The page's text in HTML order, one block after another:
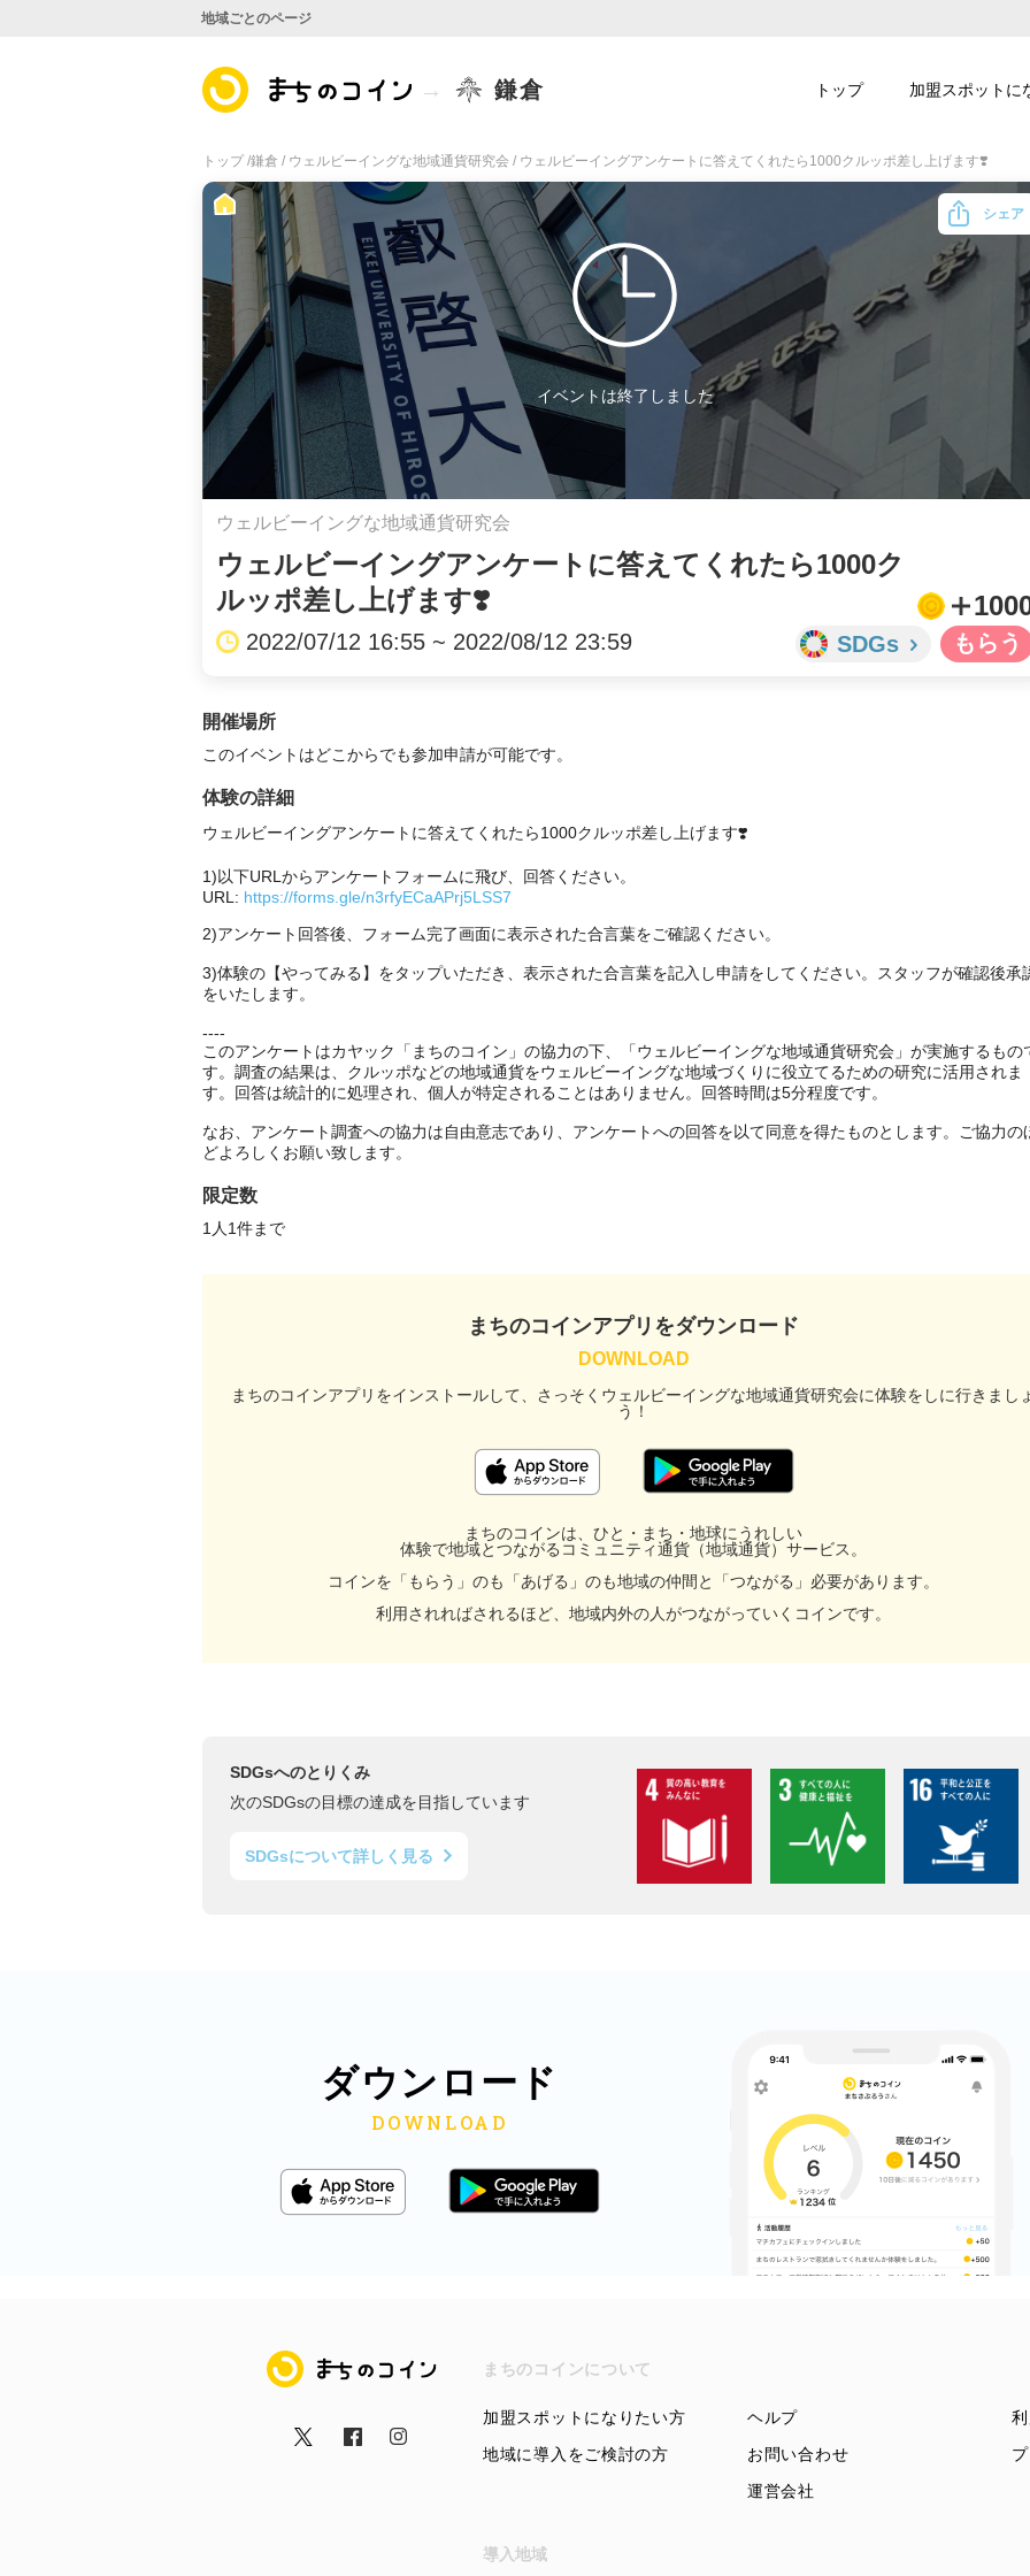
トップ /鎌倉 / ウェルビーイングな地域通貨研究会 / ウェルビーイングアンケートに答えてくれたら1000クルッポ差し上げます❣️
イベントは終了しました
ウェルビーイングな地域通貨研究会
ウェルビーイングアンケートに答えてくれたら1000ク
ルッポ差し上げます❣️
2022/07/12 16:55 ~ 2022/08/12 23:59 SDGs
シェア
facebook
LINE
URLをコピー
開催場所
このイベントはどこからでも参加申請が可能です。
体験の詳細
ウェルビーイングアンケートに答えてくれたら1000クルッポ差し上げます❣️
1)以下URLからアンケートフォームに飛び、回答ください。
URL: https://forms.gle/n3rfyECaAPrj5LSS7
2)アンケート回答後、フォーム完了画面に表示された合言葉をご確認ください。
3)体験の【やってみる】をタップいただき、表示された合言葉を記入し申請をしてください。スタッフが確認後承
をいたします。
----
このアンケートはカヤック「まちのコイン」の協力の下、「ウェルビーイングな地域通貨研究会」が実施するもの
す。調査の結果は、クルッポなどの地域通貨をウェルビーイングな地域づくりに役立てるための研究に活用されま
す。回答は統計的に処理され、個人が特定されることはありません。回答時間は5分程度です。
なお、アンケート調査への協力は自由意志であり、アンケートへの回答を以て同意を得たものとします。ご協力の
どよろしくお願い致します。
限定数
1人1件まで
まちのコインアプリをダウンロード
まちのコインアプリをインストールして、 さっそくウェルビーイングな地域通貨研究会に体験をしに行きまし
う！
まちのコインは、ひと・まち・地球にうれしい
体験で地域とつながるコミュニティ通貨（地域通貨）サービス。
コインを「もらう」のも「あげる」のも地域の仲間と「つながる」必要があります。
利用されればされるほど、地域内外の人がつながっていくコインです。
SDGsへのとりくみ
次のSDGsの目標の達成を目指しています
SDGsについて詳しく見る
ダウンロード
まちのコイン まちのコインについて
加盟スポットになりたい方
地域に導入をご検討の方
ヘルプ
お問い合わせ
運営会社
導入地域
地域ごとのページ
トップ 加盟スポットに
鎌倉